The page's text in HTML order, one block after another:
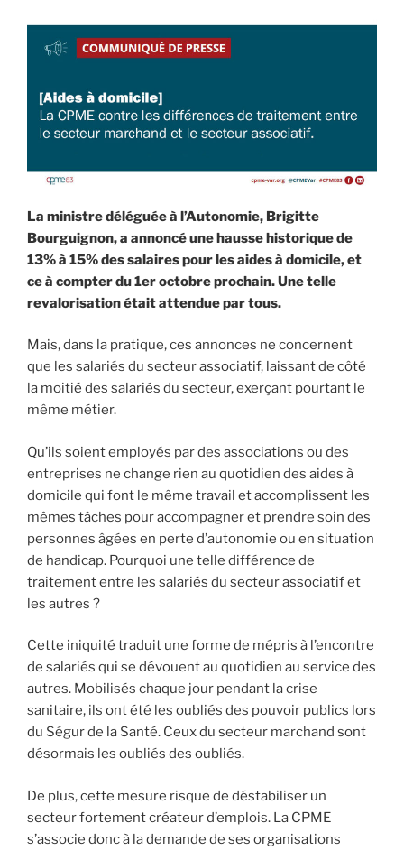
La ministre déléguée à l’Autonomie, Brigitte
Bourguignon, a annoncé une hausse historique de
13% à 15% des salaires pour les aides à domicile, et
ce à compter du 1er octobre prochain. Une telle
revalorisation était attendue par tous.
Mais, dans la pratique, ces annonces ne concernent
que les salariés du secteur associatif, laissant de côté
la moitié des salariés du secteur, exerçant pourtant le
même métier.
Qu’ils soient employés par des associations ou des
entreprises ne change rien au quotidien des aides à
domicile qui font le même travail et accomplissent les
mêmes tâches pour accompagner et prendre soin des
personnes âgées en perte d’autonomie ou en situation
de handicap. Pourquoi une telle différence de
traitement entre les salariés du secteur associatif et
les autres ?
Cette iniquité traduit une forme de mépris à l’encontre
de salariés qui se dévouent au quotidien au service des
autres. Mobilisés chaque jour pendant la crise
sanitaire, ils ont été les oubliés des pouvoir publics lors
du Ségur de la Santé. Ceux du secteur marchand sont
désormais les oubliés des oubliés.
De plus, cette mesure risque de déstabiliser un
secteur fortement créateur d’emplois. La CPME
s’associe donc à la demande de ses organisations